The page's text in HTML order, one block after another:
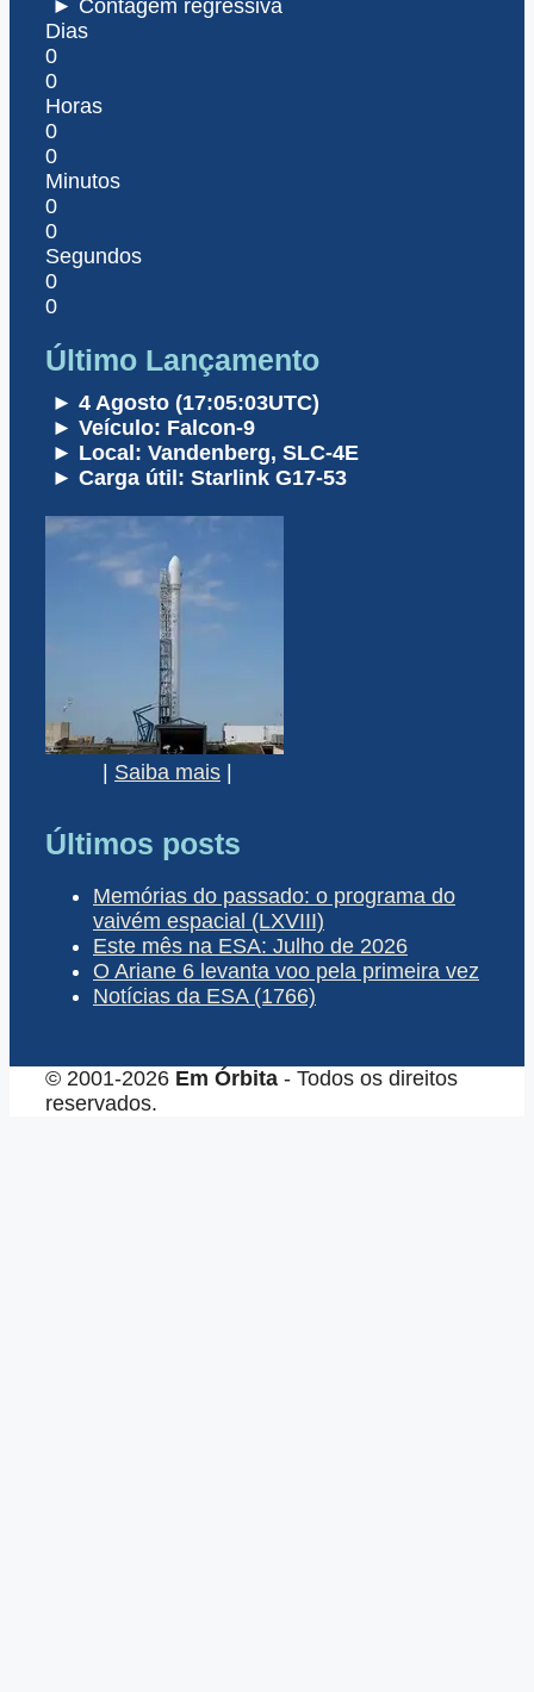
► Contagem regressiva
Dias
0
0
Horas
0
0
Minutos
0
0
Segundos
0
0
Último Lançamento
► 4 Agosto (17:05:03UTC)
► Veículo: Falcon-9
► Local: Vandenberg, SLC-4E
► Carga útil: Starlink G17-53
| Saiba mais |
Últimos posts
Memórias do passado: o programa do
vaivém espacial (LXVIII)
Este mês na ESA: Julho de 2026
O Ariane 6 levanta voo pela primeira vez
Notícias da ESA (1766)
© 2001-2026 Em Órbita - Todos os direitos
reservados.